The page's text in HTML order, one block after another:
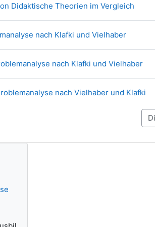
Didaktische Theorien im Vergleich
nach Klafki und Vielhaber
nach Klafki und Vielhaber
nach Vielhaber und Klafki